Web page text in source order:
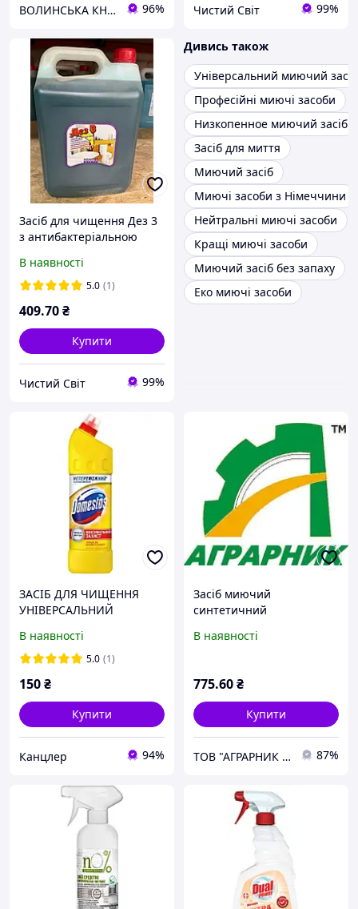
ВОЛИНСЬКА КНОПКА 96% Чистий Світ 99%
Засіб для чищення Дез 3
з антибактеріальною
В наявності
5.0 (1)
409.70₴
Купити
Чистий Світ 99%
Дивись також
Універсальний миючий засіб
Професійні миючі засоби
Низкопенное миючий засіб
Засіб для миття
Миючий засіб
Миючі засоби з Німеччини
Нейтральні миючі засоби
Кращі миючі засоби
Миючий засіб без запаху
Еко миючі засоби
ЗАСІБ ДЛЯ ЧИЩЕННЯ
УНІВЕРСАЛЬНИЙ
В наявності
5.0 (1)
150₴
Купити
Канцлер 94%
Засіб миючий
синтетичний
5 дм3, 0,0044 т)
В наявності
775.60₴
Купити
ТОВ "АГРАРНИК ТС", м. Харків 87%